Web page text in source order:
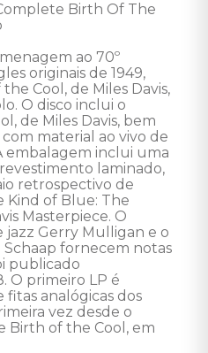
Birth Of The
ao 70º
originais de 1949,
Cool, de Miles Davis,
O disco inclui o
de Miles Davis, bem
material ao vivo de
embalagem inclui uma
laminado,
retrospectivo de
Kind of Blue: The
Masterpiece. O
jazz Gerry Mulligan e o
Schaap fornecem notas
publicado
O primeiro LP é
analógicas dos
vez desde o
Birth of the Cool, em